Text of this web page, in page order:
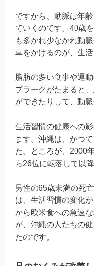
ですから、動脈は年
ていくのです。40歳
も多かれ少なかれ動
車をかけるのが、生活
脂肪の多い食事や運
プラークがたまると
ができたりして、動脈
生活習慣の健康への
ます。沖縄は、かつ
た。ところが、2000
ら26位に転落して以
男性の65歳未満の死
は、生活習慣の変化
から欧米食への急速
が、沖縄の人たちの
たのです。